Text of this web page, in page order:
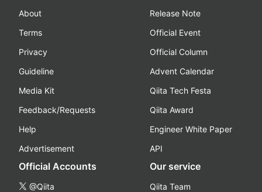
About
Terms
Privacy
Guideline
Media Kit
Feedback/Requests
Help
Advertisement
Release Note
Official Event
Official Column
Advent Calendar
Qiita Tech Festa
Qiita Award
Engineer White Paper
API
Official Accounts
@Qiita
Our service
Qiita Team